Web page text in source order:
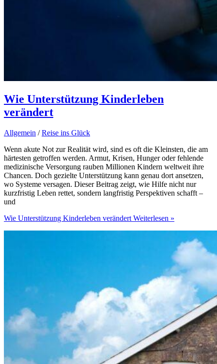
Wie Unterstützung Kinderleben
verändert
Allgemein /Reise ins Glück
Wenn akute Not zur Realität wird, sind es oft die Kleinsten, die am
härtesten getroffen werden. Armut, Krisen, Hunger oder fehlende
medizinische Versorgung rauben Millionen Kindern weltweit ihre
Chancen. Doch gezielte Unterstützung kann genau dort ansetzen,
wo Systeme versagen. Dieser Beitrag zeigt, wie Hilfe nicht nur
kurzfristig Leben rettet, sondern langfristig Perspektiven schafft –
und
Wie Unterstützung Kinderleben verändert Weiterlesen »